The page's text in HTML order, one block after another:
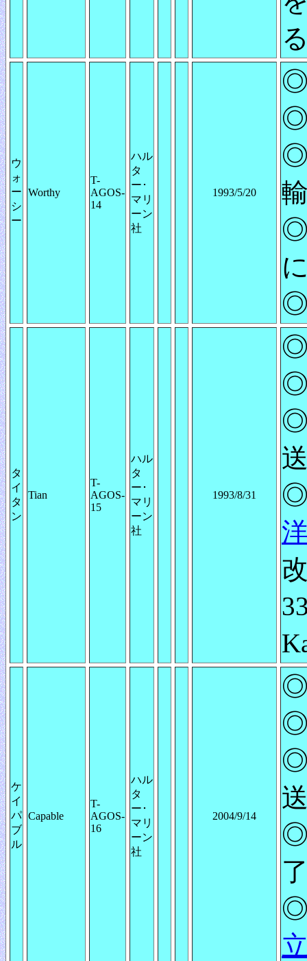
ウ
ォ
ー
シ
ー
Worthy
T-
AGOS-
14
ハル
タ
ー･
マリ
ーン
社
1993/5/20
タ
イ
タ
ン
Tian
T-
AGOS-
15
ハル
タ
ー･
マリ
ーン
社
1993/8/31
ケ
イ
パ
ブ
ル
Capable
T-
AGOS-
16
ハル
タ
ー･
マリ
ーン
社
2004/9/14